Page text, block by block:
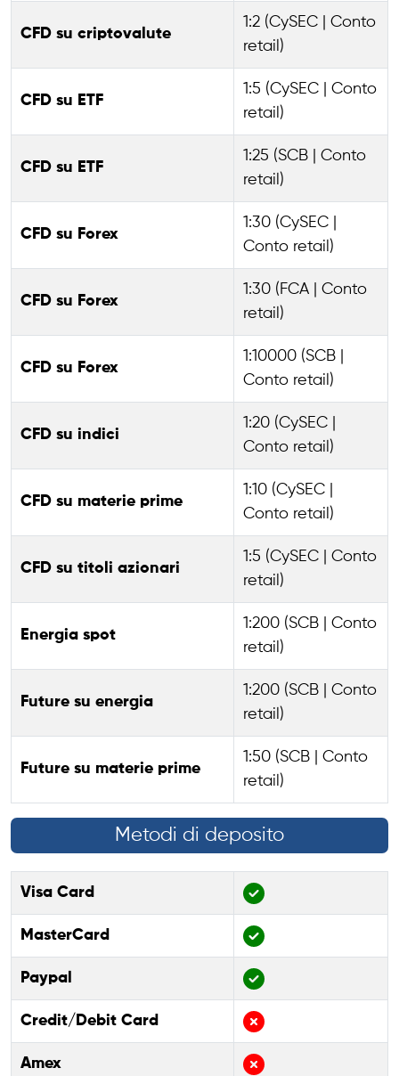
CFD su criptovalute
1:2 (CySEC | Conto
retail)
CFD su ETF
1:5 (CySEC | Conto
retail)
CFD su ETF
1:25 (SCB | Conto
retail)
CFD su Forex
1:30 (CySEC |
Conto retail)
CFD su Forex
1:30 (FCA | Conto
retail)
CFD su Forex
1:10000 (SCB |
Conto retail)
CFD su indici
1:20 (CySEC |
Conto retail)
CFD su materie prime
1:10 (CySEC |
Conto retail)
CFD su titoli azionari
1:5 (CySEC | Conto
retail)
Energia spot
1:200 (SCB | Conto
retail)
Future su energia
1:200 (SCB | Conto
retail)
Future su materie prime
1:50 (SCB | Conto
retail)
Metodi di deposito
Visa Card
MasterCard
Paypal
Credit/Debit Card
Amex